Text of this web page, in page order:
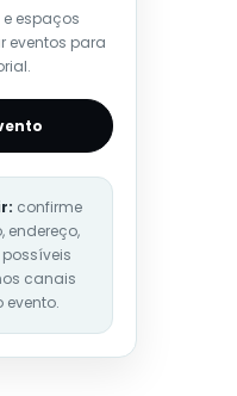
e espaços
eventos para
confirme
endereço,
canais
evento.